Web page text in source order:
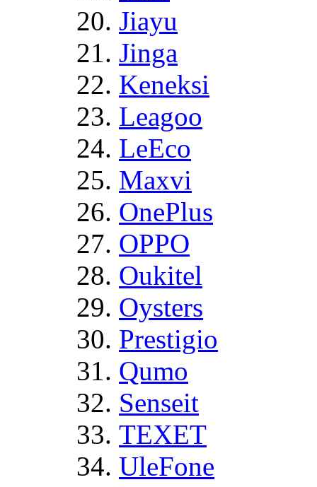
Jiayu
Jinga
Keneksi
Leagoo
LeEco
Maxvi
OnePlus
OPPO
Oukitel
Oysters
Prestigio
Qumo
Senseit
TEXET
UleFone